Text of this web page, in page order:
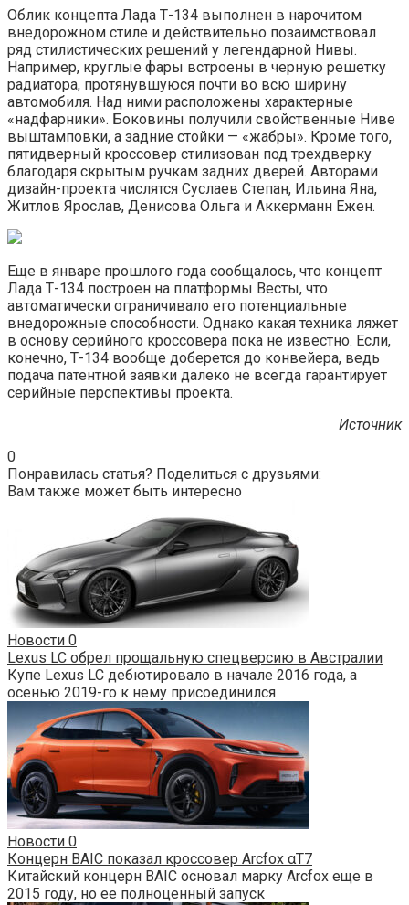
Облик концепта Лада Т-134 выполнен в нарочитом
внедорожном стиле и действительно позаимствовал
ряд стилистических решений у легендарной Нивы.
Например, круглые фары встроены в черную решетку
радиатора, протянувшуюся почти во всю ширину
автомобиля. Над ними расположены характерные
«надфарники». Боковины получили свойственные Ниве
выштамповки, а задние стойки — «жабры». Кроме того,
пятидверный кроссовер стилизован под трехдверку
благодаря скрытым ручкам задних дверей. Авторами
дизайн-проекта числятся Суслаев Степан, Ильина Яна,
Житлов Ярослав, Денисова Ольга и Аккерманн Ежен.
Еще в январе прошлого года сообщалось, что концепт
Лада Т-134 построен на платформы Весты, что
автоматически ограничивало его потенциальные
внедорожные способности. Однако какая техника ляжет
в основу серийного кроссовера пока не известно. Если,
конечно, Т-134 вообще доберется до конвейера, ведь
подача патентной заявки далеко не всегда гарантирует
серийные перспективы проекта.
Источник
0
Понравилась статья? Поделиться с друзьями:
Вам также может быть интересно
Новости 0
Lexus LC обрел прощальную спецверсию в Австралии
Купе Lexus LC дебютировало в начале 2016 года, а
осенью 2019-го к нему присоединился
Новости 0
Концерн BAIC показал кроссовер Arcfox αT7
Китайский концерн BAIC основал марку Arcfox еще в
2015 году, но ее полноценный запуск